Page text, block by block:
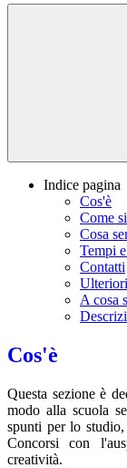
Indice pagina
Cos'è
Come
Cosa
Tempi
Contatti
A cosa
Cos'è
Questa sezione è
modo alla scuola
spunti per lo
Concorsi con
creatività.